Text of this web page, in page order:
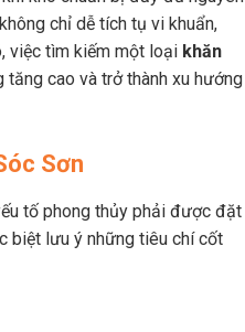
chỉ dễ tích tụ vi khuẩn,
việc tìm kiếm một loại khăn
cao và trở thành xu hướng
Sơn
tố phong thủy phải được đặt
biệt lưu ý những tiêu chí cốt